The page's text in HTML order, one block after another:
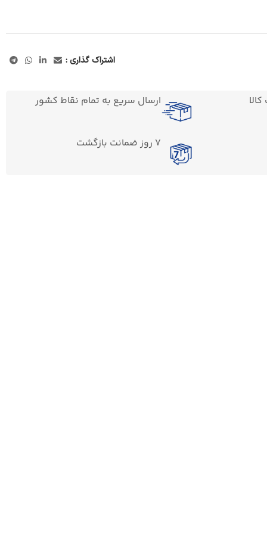
اشتراک گذاری :
ارسال سریع به تمام نقاط کشور
7 روز ضمانت بازگشت